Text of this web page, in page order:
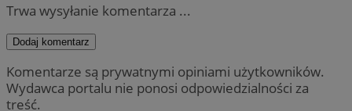
Trwa wysyłanie komentarza ...
Dodaj komentarz
Komentarze są prywatnymi opiniami użytkowników.
Wydawca portalu nie ponosi odpowiedzialności za
treść.